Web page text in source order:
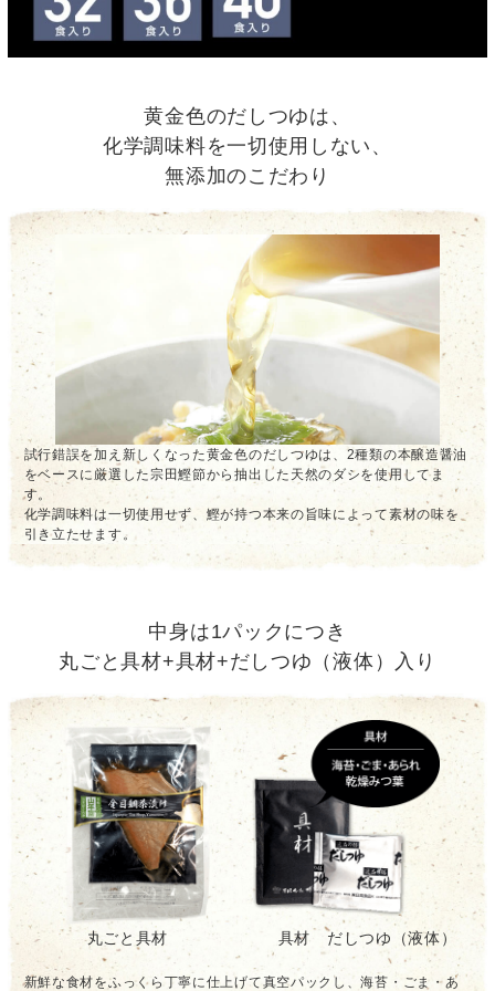
黄金色のだしつゆは、
化学調味料を一切使用しない、
無添加のこだわり
試行錯誤を加え新しくなった黄金色のだしつゆは、2種類の本醸造醤油
をベースに厳選した宗田鰹節から抽出した天然のダシを使用してま
す。
化学調味料は一切使用せず、鰹が持つ本来の旨味によって素材の味を
引き立たせます。
中身は1パックにつき
丸ごと具材+具材+だしつゆ（液体）入り
丸ごと具材 具材 だしつゆ（液体）
新鮮な食材をふっくら丁寧に仕上げて真空パックし、海苔・ごま・あ